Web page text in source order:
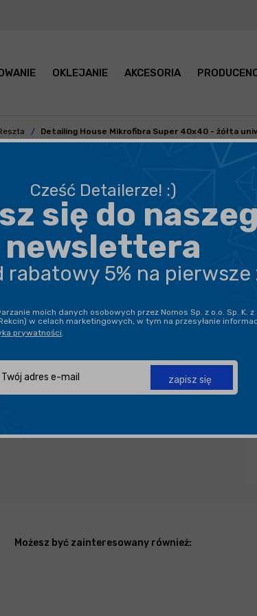
OKLEJANIE AKCESORIA
Detailing House Mikrofibra Super 40x40 - żółta
BEZPIECZNA WYSYŁKA
DARMOWA DOSTAWA OD 199,90 ZŁ
PROFESJONALNE DORADZTWO
o produkt
Możesz być zainteresowany również:
Cześć Detailerze! :)
się do
newslettera
rabatowy 5% na pierwsze
moich danych osobowych przez Nomos Sp. z o.o. Sp. K. z
w celach marketingowych, w tym na przesyłanie
prywatności
zapisz się